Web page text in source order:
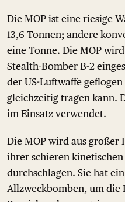
Die MOP ist eine riesige
13,6 Tonnen; andere
eine Tonne. Die MOP
Stealth-Bomber B-2
der US-Luftwaffe
gleichzeitig tragen kann.
im Einsatz verwendet.
Die MOP wird aus
ihrer schieren kinetischen
durchschlagen. Sie hat
Allzweckbomben, um die